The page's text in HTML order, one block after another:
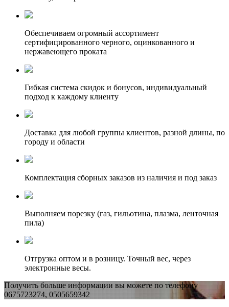
Обеспечиваем огромный ассортимент
сертифицированного черного, оцинкованного и
нержавеющего проката
Гибкая система скидок и бонусов, индивидуальный
подход к каждому клиенту
Доставка для любой группы клиентов, разной длины, по
городу и области
Комплектация сборных заказов из наличия и под заказ
Выполняем порезку (газ, гильотина, плазма, ленточная
пила)
Отгрузка оптом и в розницу. Точный вес, через
электронные весы.
Получить больше информации вы можете по телефону
0675723274, 0505659342